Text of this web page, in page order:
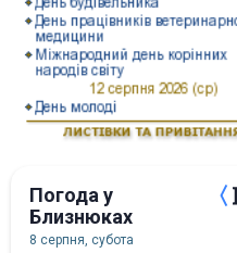
Погода у
Близнюках
8 серпня, субота